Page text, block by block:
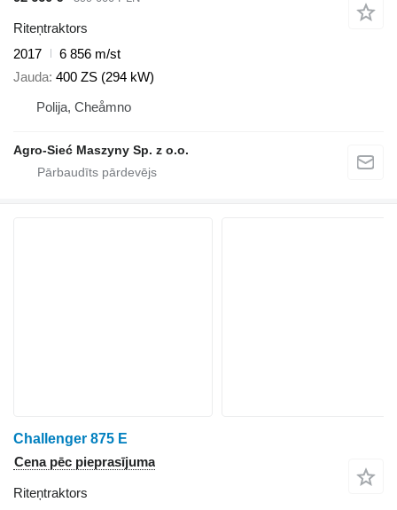
Riteņtraktors
2017
6 856 m/st
Jauda 400 ZS (294 kW)
Polija, Cheåmno
Agro-Sieć Maszyny Sp. z o.o.
Challenger 875 E
Cena pēc pieprasījuma
Riteņtraktors